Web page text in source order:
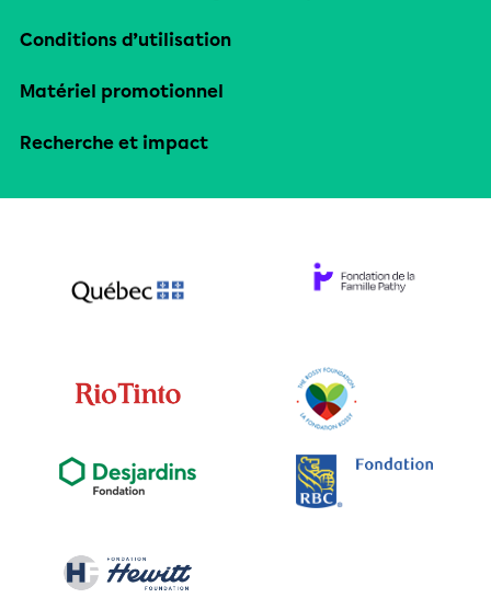
Conditions d’utilisation
Matériel promotionnel
Recherche et impact